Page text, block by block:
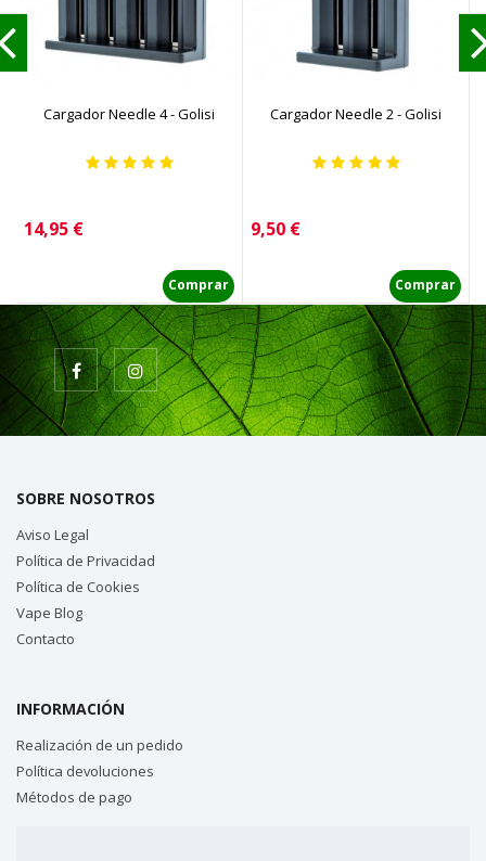
Cargador Needle 4 - Golisi
Precio
14,95 €
Comprar
Cargador Needle 2 - Golisi
Precio
9,50 €
Comprar
SOBRE NOSOTROS
Aviso Legal
Política de Privacidad
Política de Cookies
Vape Blog
Contacto
INFORMACIÓN
Realización de un pedido
Política devoluciones
Métodos de pago